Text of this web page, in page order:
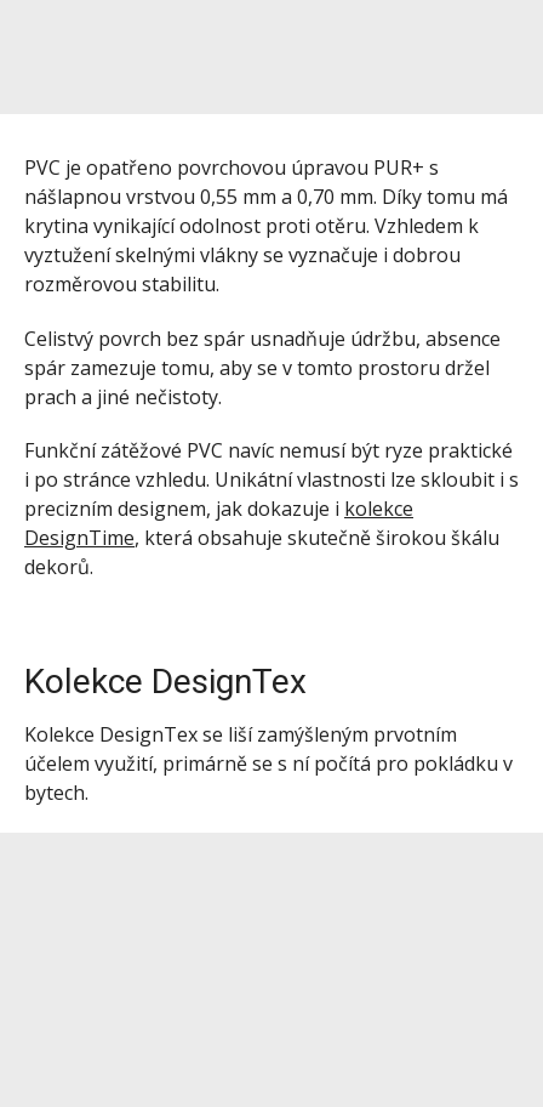
PVC je opatřeno povrchovou úpravou PUR+ s
nášlapnou vrstvou 0,55 mm a 0,70 mm. Díky tomu má
krytina vynikající odolnost proti otěru. Vzhledem k
vyztužení skelnými vlákny se vyznačuje i dobrou
rozměrovou stabilitu.
Celistvý povrch bez spár usnadňuje údržbu, absence
spár zamezuje tomu, aby se v tomto prostoru držel
prach a jiné nečistoty.
Funkční zátěžové PVC navíc nemusí být ryze praktické
i po stránce vzhledu. Unikátní vlastnosti lze skloubit i s
precizním designem, jak dokazuje i kolekce
DesignTime, která obsahuje skutečně širokou škálu
dekorů.
Kolekce DesignTex
Kolekce DesignTex se liší zamýšleným prvotním
účelem využití, primárně se s ní počítá pro pokládku v
bytech.